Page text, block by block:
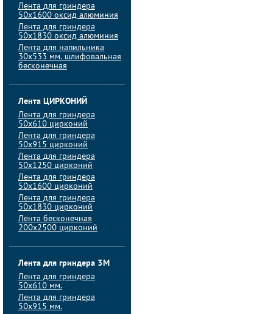
Лента для гриндера
50х1600 оксид алюминия
Лента для гриндера
50х1830 оксид алюминия
Лента для напильника
30х533 мм. шлифовальная
бесконечная
Лента ЦИРКОНИЙ
Лента для гриндера
50х610 цирконий
Лента для гриндера
50х915 цирконий
Лента для гриндера
50х1250 цирконий
Лента для гриндера
50х1600 цирконий
Лента для гриндера
50x1830 цирконий
Лента бесконечная
200х2500 цирконий
Лента для гриндера 3M
Лента для гриндера
50x610 мм.
Лента для гриндера
50x915 мм.